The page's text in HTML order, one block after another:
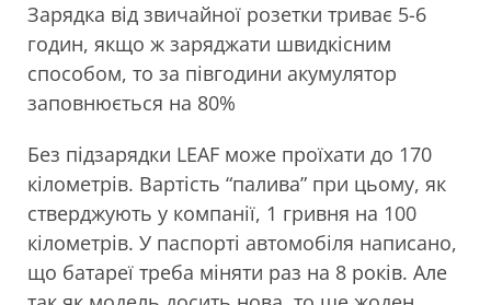
Зарядка від звичайної розетки триває 5-6
годин, якщо ж заряджати швидкісним
способом, то за півгодини акумулятор
заповнюється на 80%
Без підзарядки LEAF може проїхати до 170
кілометрів. Вартість “палива” при цьому, як
стверджують у компанії, 1 гривня на 100
кілометрів. У паспорті автомобіля написано,
що батареї треба міняти раз на 8 років. Але